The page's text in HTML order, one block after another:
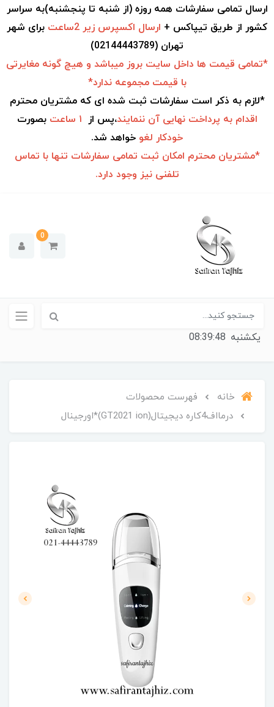
ارسال تمامی سفارشات همه روزه (از شنبه تا پنجشنبه)به سراسر
کشور از طریق تیپاکس + ارسال اکسپرس زیر 2ساعت
برای شهر
تهران (02144443789)
*تمامی قیمت ها داخل سایت بروز میباشد و هیچ گونه مغایرتی
با قیمت مجموعه ندارد*
*لازم به ذکر است سفارشات ثبت شده ای که مشتریان محترم
اقدام به پرداخت نهایی آن ننمایند،پس از
بصورت
خودکار لغو خواهد شد.
*مشتریان محترم امکان ثبت تمامی سفارشات تنها با تماس
تلفنی نیز وجود دارد.
0
یکشنبه 08:39:48
خانه
فهرست محصولات
درمااف4کاره دیجیتال(GT2021 ion)*اورجینال